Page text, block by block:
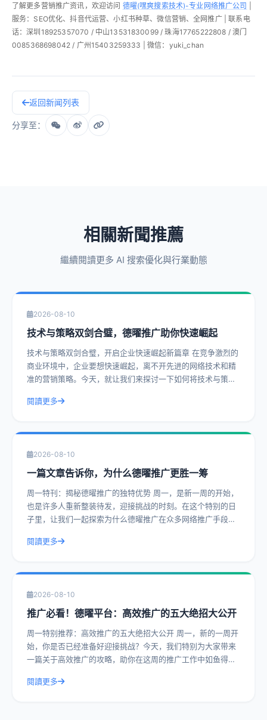
了解更多营销推广资讯，欢迎访问 德曜(嘿爽搜索技术)-专业网络推广公司
服务：SEO优化、抖音代运营、小红书种草、微信营销、全网推广 | 联系电
话：深圳18925357070 / 中山13531830099 / 珠海17765222808 / 澳门
0085368698042 / 广州15403259333 | 微信：yuki_chan
返回新闻列表
分享至：
相關新聞推薦
繼續閱讀更多 AI 搜索優化與行業動態
2026-08-10
技术与策略双剑合璧，德曜推广助你快速崛起
技术与策略双剑合璧，开启企业快速崛起新篇章 在竞争激烈的
商业环境中，企业要想快速崛起，离不开先进的网络技术和精
准的营销策略。今天，就让我们来探讨一下如何将技术与策略
閱讀更多
2026-08-10
一篇文章告诉你，为什么德曜推广更胜一筹
周一特刊：揭秘德曜推广的独特优势 周一，是新一周的开始，
也是许多人重新整装待发，迎接挑战的时刻。在这个特别的日
子里，让我们一起探索为什么德曜推广在众多网络推广手段中
閱讀更多
2026-08-10
推广必看！德曜平台：高效推广的五大绝招大公开
周一特别推荐：高效推广的五大绝招大公开 周一，新的一周开
始，你是否已经准备好迎接挑战？今天，我们特别为大家带来
一篇关于高效推广的攻略，助你在这周的推广工作中如鱼得
閱讀更多